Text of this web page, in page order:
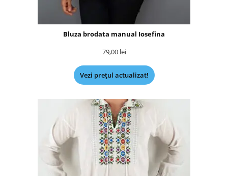
Bluza brodata manual Iosefina
79,00 lei
Vezi prețul actualizat!